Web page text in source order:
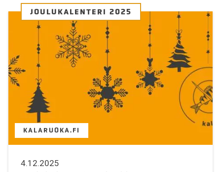
JOULUKALENTERI 2025
KALARUOKA.FI
4.12.2025